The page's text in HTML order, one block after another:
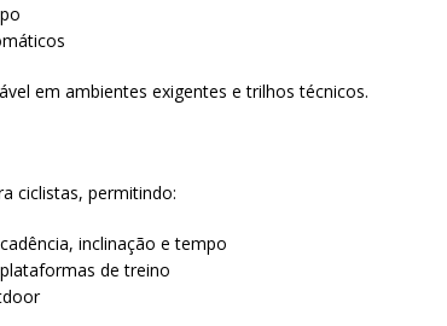
em ambientes exigentes e trilhos técnicos.
ciclistas, permitindo:
inclinação e tempo
de treino